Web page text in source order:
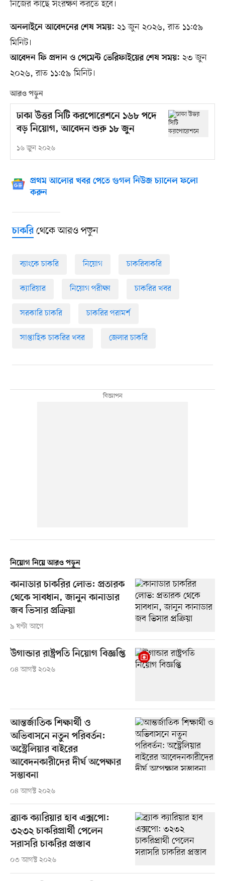
নিজের কাছে সংরক্ষণ করতে হবে।
অনলাইনে আবেদনের শেষ সময়: ২১ জুন ২০২৬, রাত ১১:৫৯
মিনিট।
আবেদন ফি প্রদান ও পেমেন্ট ভেরিফাইয়ের শেষ সময়: ২৩ জুন
২০২৬, রাত ১১:৫৯ মিনিট।
আরও পড়ুন
ঢাকা উত্তর সিটি করপোরেশনে ১৬৮ পদে
বড় নিয়োগ, আবেদন শুরু ১৮ জুন
১৬ জুন ২০২৬
প্রথম আলোর খবর পেতে গুগল নিউজ চ্যানেল ফলো
করুন
চাকরিথেকে আরও পড়ুন
ব্যাংকে চাকরি নিয়োগ চাকরিবাকরি
ক্যারিয়ার নিয়োগ পরীক্ষা চাকরির খবর
সরকারি চাকরি চাকরির পরামর্শ
সাপ্তাহিক চাকরির খবর জেলার চাকরি
নিয়োগ নিয়ে আরও পড়ুন
কানাডার চাকরির লোভ: প্রতারক
থেকে সাবধান, জানুন কানাডার
জব ভিসার প্রক্রিয়া
৯ ঘণ্টা আগে
উগান্ডার রাষ্ট্রপতি নিয়োগ বিজ্ঞপ্তি
০৪ আগস্ট ২০২৬
আন্তর্জাতিক শিক্ষার্থী ও
অভিবাসনে নতুন পরিবর্তন:
অস্ট্রেলিয়ার বাইরের
আবেদনকারীদের দীর্ঘ অপেক্ষার
সম্ভাবনা
০৪ আগস্ট ২০২৬
ব্র্যাক ক্যারিয়ার হাব এক্সপো:
৩২৩২ চাকরিপ্রার্থী পেলেন
সরাসরি চাকরির প্রস্তাব
০৩ আগস্ট ২০২৬